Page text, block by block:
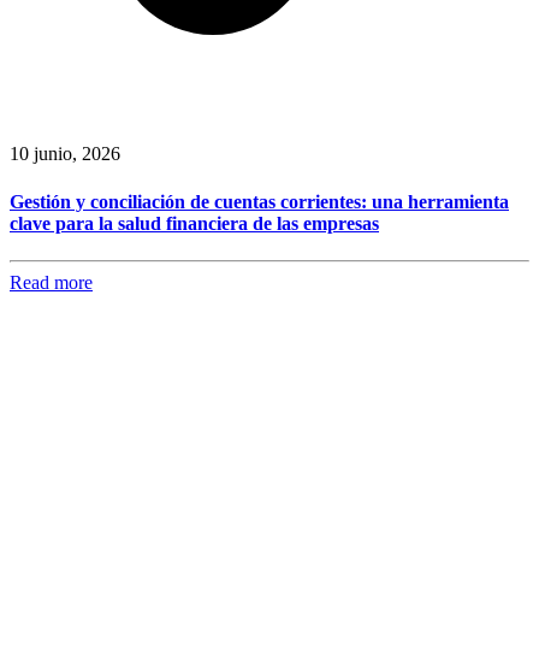
10 junio, 2026
Gestión y conciliación de cuentas corrientes: una herramienta
clave para la salud financiera de las empresas
Read more